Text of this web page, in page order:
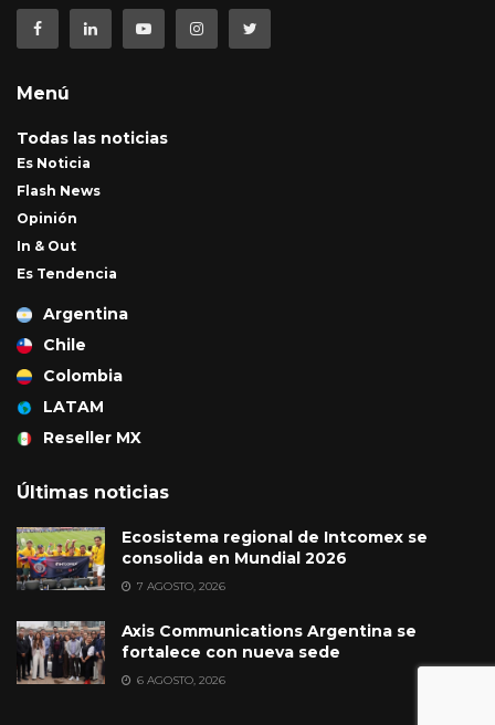
Menú
Todas las noticias
Es Noticia
Flash News
Opinión
In & Out
Es Tendencia
Argentina
Chile
Colombia
LATAM
Reseller MX
Últimas noticias
Ecosistema regional de Intcomex se
consolida en Mundial 2026
7 AGOSTO, 2026
Axis Communications Argentina se
fortalece con nueva sede
6 AGOSTO, 2026